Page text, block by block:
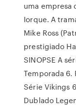
uma empresa
Iorque. A
Mike Ross
prestigiado
SINOPSE A
Temporada 6.
Série Vikings
Dublado